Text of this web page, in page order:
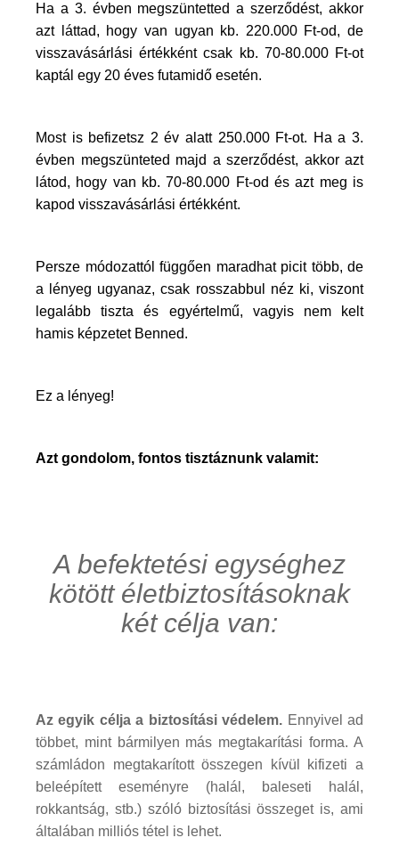
Ha a 3. évben megszüntetted a szerződést, akkor
azt láttad, hogy van ugyan kb. 220.000 Ft-od, de
visszavásárlási értékként csak kb. 70-80.000 Ft-ot
kaptál egy 20 éves futamidő esetén.
Most is befizetsz 2 év alatt 250.000 Ft-ot. Ha a 3.
évben megszünteted majd a szerződést, akkor azt
látod, hogy van kb. 70-80.000 Ft-od és azt meg is
kapod visszavásárlási értékként.
Persze módozattól függően maradhat picit több, de
a lényeg ugyanaz, csak rosszabbul néz ki, viszont
legalább tiszta és egyértelmű, vagyis nem kelt
hamis képzetet Benned.
Ez a lényeg!
Azt gondolom, fontos tisztáznunk valamit:
A befektetési egységhez
kötött életbiztosításoknak
két célja van:
Az egyik célja a biztosítási védelem. Ennyivel ad
többet, mint bármilyen más megtakarítási forma. A
számládon megtakarított összegen kívül kifizeti a
beleépített eseményre (halál, baleseti halál,
rokkantság, stb.) szóló biztosítási összeget is, ami
általában milliós tétel is lehet.